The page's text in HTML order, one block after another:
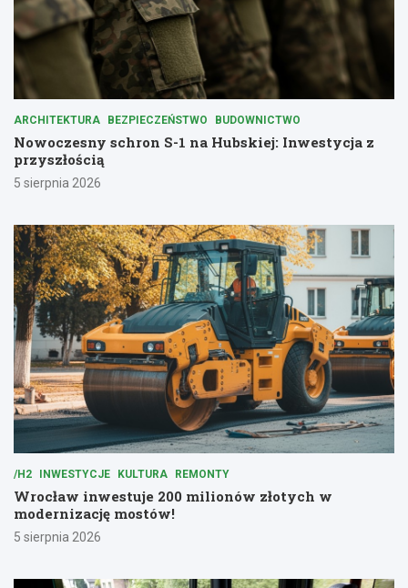
ARCHITEKTURA BEZPIECZEŃSTWO BUDOWNICTWO
Nowoczesny schron S-1 na Hubskiej: Inwestycja z
przyszłością
5 sierpnia 2026
/H2 INWESTYCJE KULTURA REMONTY
Wrocław inwestuje 200 milionów złotych w
modernizację mostów!
5 sierpnia 2026